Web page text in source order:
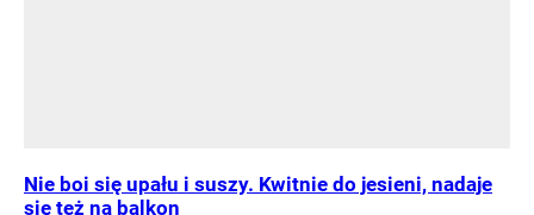
Nie boi się upału i suszy. Kwitnie do jesieni, nadaje
się też na balkon